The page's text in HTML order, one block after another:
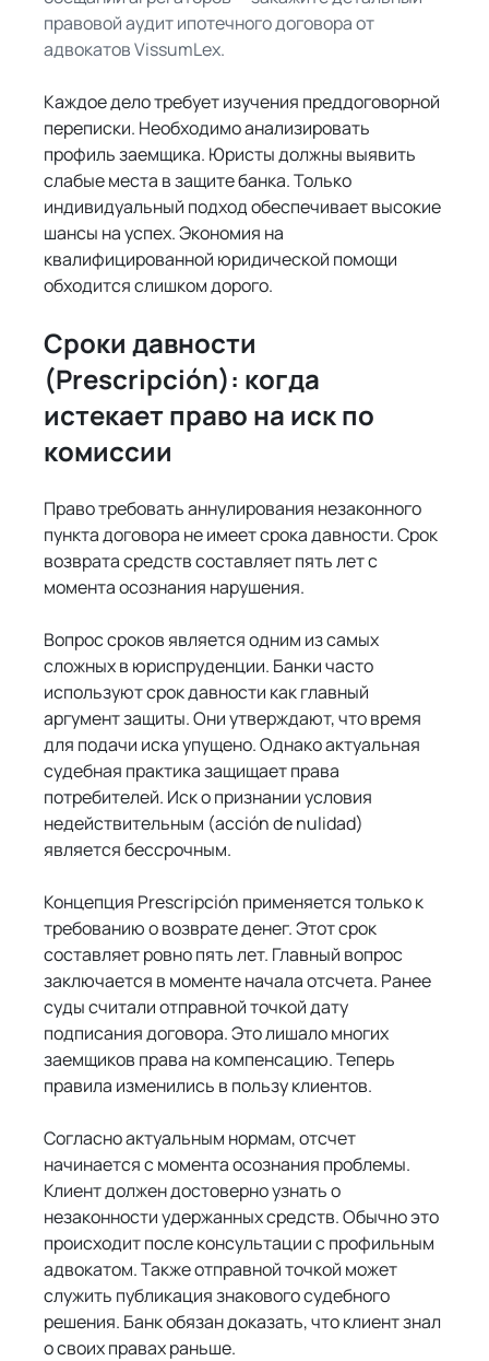
правовой аудит ипотечного договора от
адвокатов VissumLex.
Каждое дело требует изучения преддоговорной
переписки. Необходимо анализировать
профиль заемщика. Юристы должны выявить
слабые места в защите банка. Только
индивидуальный подход обеспечивает высокие
шансы на успех. Экономия на
квалифицированной юридической помощи
обходится слишком дорого.
Сроки давности
(Prescripción): когда
истекает право на иск по
комиссии
Право требовать аннулирования незаконного
пункта договора не имеет срока давности. Срок
возврата средств составляет пять лет с
момента осознания нарушения.
Вопрос сроков является одним из самых
сложных в юриспруденции. Банки часто
используют срок давности как главный
аргумент защиты. Они утверждают, что время
для подачи иска упущено. Однако актуальная
судебная практика защищает права
потребителей. Иск о признании условия
недействительным (acción de nulidad)
является бессрочным.
Концепция Prescripción применяется только к
требованию о возврате денег. Этот срок
составляет ровно пять лет. Главный вопрос
заключается в моменте начала отсчета. Ранее
суды считали отправной точкой дату
подписания договора. Это лишало многих
заемщиков права на компенсацию. Теперь
правила изменились в пользу клиентов.
Согласно актуальным нормам, отсчет
начинается с момента осознания проблемы.
Клиент должен достоверно узнать о
незаконности удержанных средств. Обычно это
происходит после консультации с профильным
адвокатом. Также отправной точкой может
служить публикация знакового судебного
решения. Банк обязан доказать, что клиент знал
о своих правах раньше.